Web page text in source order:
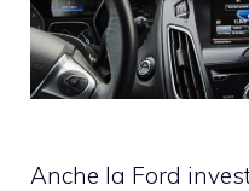
Anche la Ford